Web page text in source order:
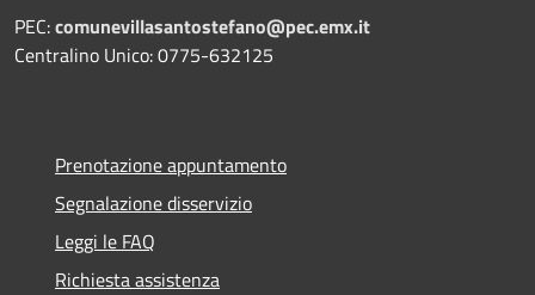
PEC:comunevillasantostefano@pec.emx.it
Centralino Unico: 0775-632125
Prenotazione appuntamento
Segnalazione disservizio
Leggi le FAQ
Richiesta assistenza